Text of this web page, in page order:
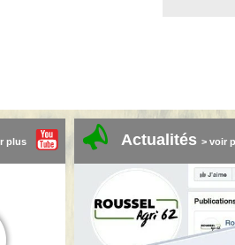
plus Actualités > voir